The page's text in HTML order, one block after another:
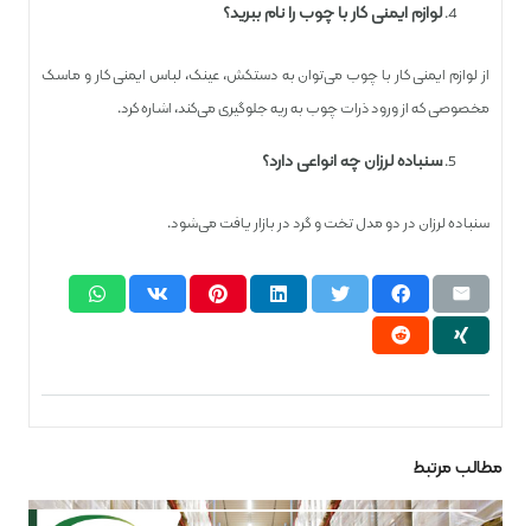
لوازم ایمنی کار با چوب را نام ببرید؟
از لوازم ایمنی کار با چوب می‌توان به دستکش، عینک، لباس ایمنی کار و ماسک
مخصوصی که از ورود ذرات چوب به ریه جلوگیری می‌کند، اشاره کرد.
سنباده لرزان چه انواعی دارد؟
سنباده لرزان در دو مدل تخت و گرد در بازار یافت می‌شود.
مطالب مرتبط